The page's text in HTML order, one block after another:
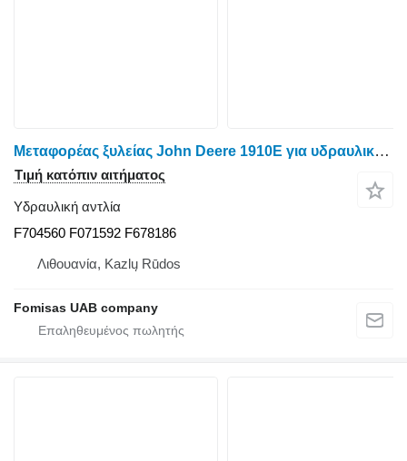
Μεταφορέας ξυλείας John Deere 1910E για υδραυλική αντλία F704560
Τιμή κατόπιν αιτήματος
Υδραυλική αντλία
F704560 F071592 F678186
Λιθουανία, Kazlų Rūdos
Fomisas UAB company